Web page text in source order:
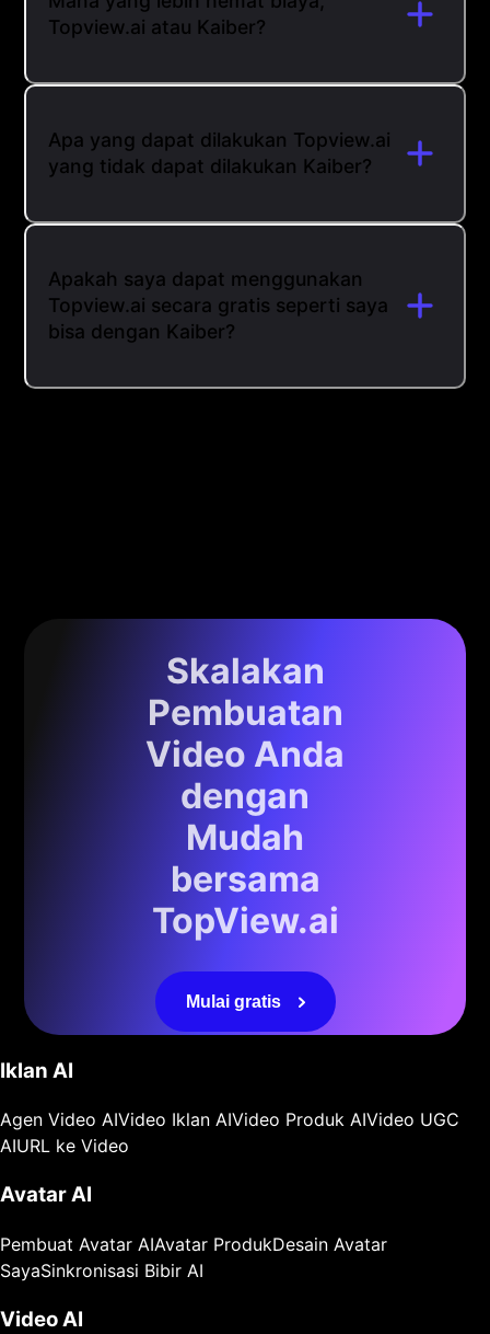
Topview.ai atau Kaiber?
Apa yang dapat dilakukan Topview.ai
yang tidak dapat dilakukan Kaiber?
Apakah saya dapat menggunakan
Topview.ai secara gratis seperti saya
bisa dengan Kaiber?
Skalakan
Pembuatan
Video Anda
dengan
Mudah
bersama
TopView.ai
Mulai gratis
Iklan AI
Agen Video AIVideo Iklan AIVideo Produk AIVideo UGC
AIURL ke Video
Avatar AI
Pembuat Avatar AIAvatar ProdukDesain Avatar
SayaSinkronisasi Bibir AI
Video AI